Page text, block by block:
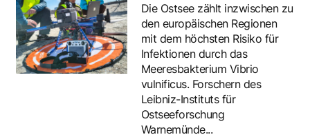
Die Ostsee zählt inzwischen zu
den europäischen Regionen
mit dem höchsten Risiko für
Infektionen durch das
Meeresbakterium Vibrio
vulnificus. Forschern des
Leibniz-Instituts für
Ostseeforschung
Warnemünde...